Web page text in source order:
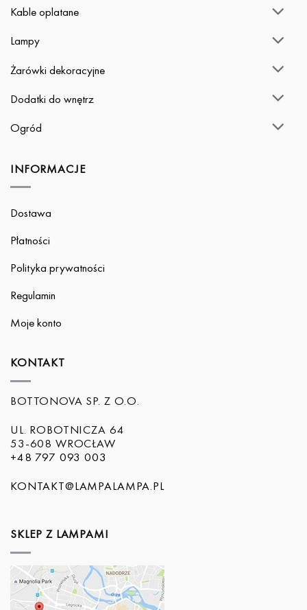
Kable oplatane
Lampy
Żarówki dekoracyjne
Dodatki do wnętrz
Ogród
INFORMACJE
Dostawa
Płatności
Polityka prywatności
Regulamin
Moje konto
KONTAKT
BOTTONOVA SP. Z O.O.
UL. ROBOTNICZA 64
53-608 WROCŁAW
+48 797 093 003
KONTAKT@LAMPALAMPA.PL
SKLEP Z LAMPAMI